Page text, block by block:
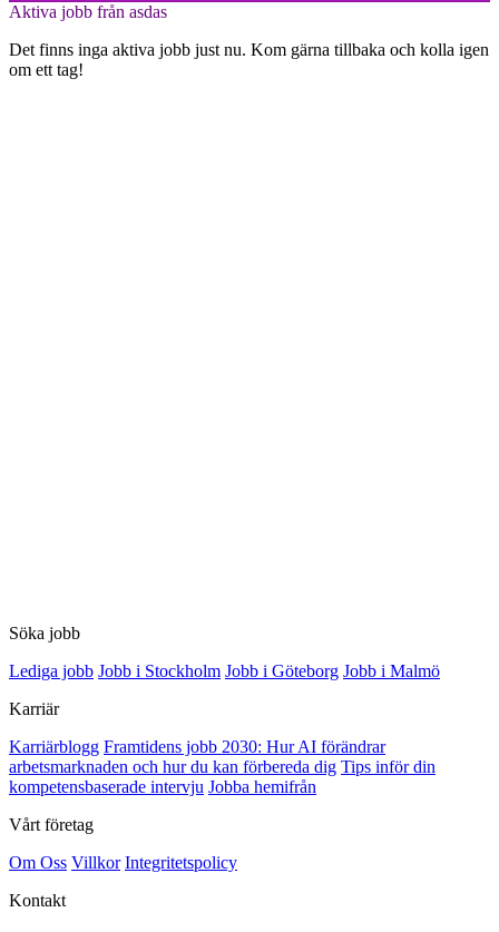
Aktiva jobb från asdas
Det finns inga aktiva jobb just nu. Kom gärna tillbaka och kolla igen
om ett tag!
Söka jobb
Lediga jobb Jobb i Stockholm Jobb i Göteborg Jobb i Malmö
Karriär
Karriärblogg Framtidens jobb 2030: Hur AI förändrar
arbetsmarknaden och hur du kan förbereda dig Tips inför din
kompetensbaserade intervju Jobba hemifrån
Vårt företag
Om Oss Villkor Integritetspolicy
Kontakt